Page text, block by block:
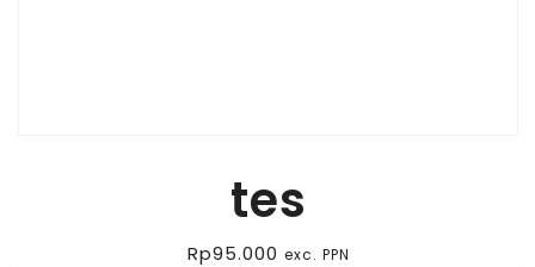
tes
Rp95.000 exc. PPN